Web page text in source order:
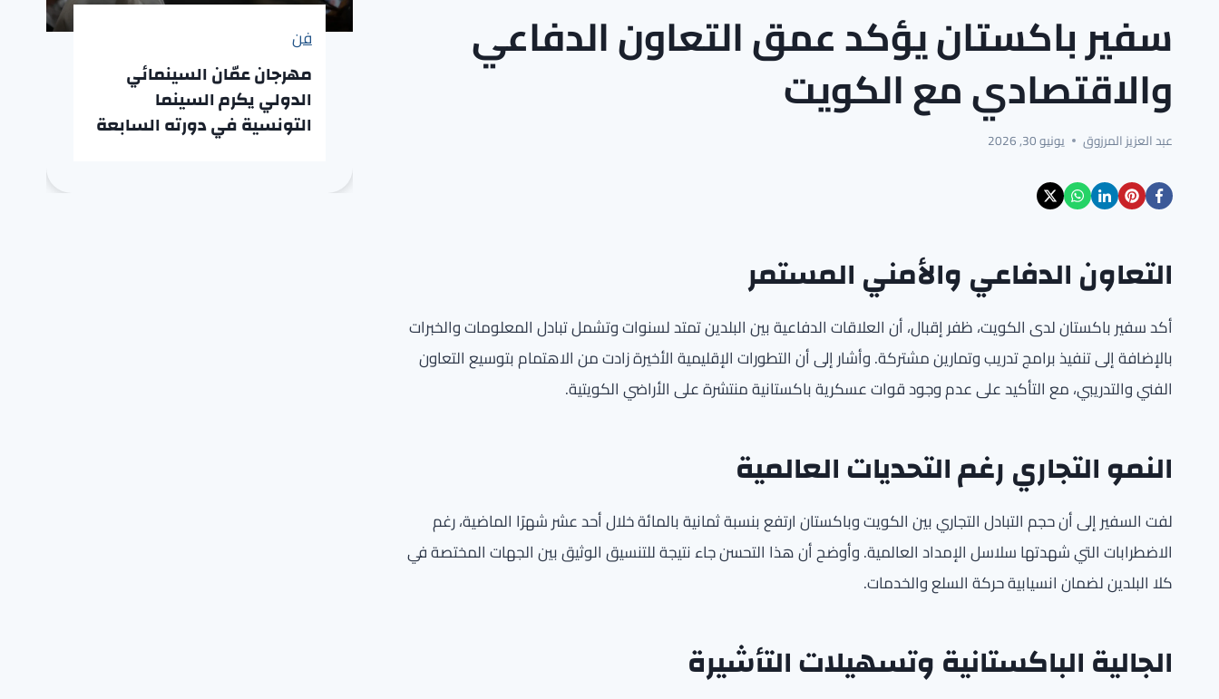
سفير باكستان يؤكد عمق التعاون الدفاعي
والاقتصادي مع الكويت
عبد العزيز المرزوق يونيو 30, 2026
التعاون الدفاعي والأمني المستمر
أكد سفير باكستان لدى الكويت، ظفر إقبال، أن العلاقات الدفاعية بين البلدين تمتد لسنوات وتشمل تبادل المعلومات والخبرات
بالإضافة إلى تنفيذ برامج تدريب وتمارين مشتركة. وأشار إلى أن التطورات الإقليمية الأخيرة زادت من الاهتمام بتوسيع التعاون
الفني والتدريبي، مع التأكيد على عدم وجود قوات عسكرية باكستانية منتشرة على الأراضي الكويتية.
النمو التجاري رغم التحديات العالمية
لفت السفير إلى أن حجم التبادل التجاري بين الكويت وباكستان ارتفع بنسبة ثمانية بالمائة خلال أحد عشر شهرًا الماضية، رغم
الاضطرابات التي شهدتها سلاسل الإمداد العالمية. وأوضح أن هذا التحسن جاء نتيجة للتنسيق الوثيق بين الجهات المختصة في
كلا البلدين لضمان انسيابية حركة السلع والخدمات.
الجالية الباكستانية وتسهيلات التأشيرة
فن
مهرجان عمّان السينمائي
الدولي يكرم السينما
التونسية في دورته السابعة